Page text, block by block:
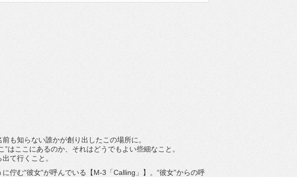
も知らない誰かが創り出したこの場所に。
”はここにあるのか、それはどうでもよい些細なこと。
て行くこと。
佇む“彼女”が呼んでいる【M-3「Calling」】。“彼女”からの呼